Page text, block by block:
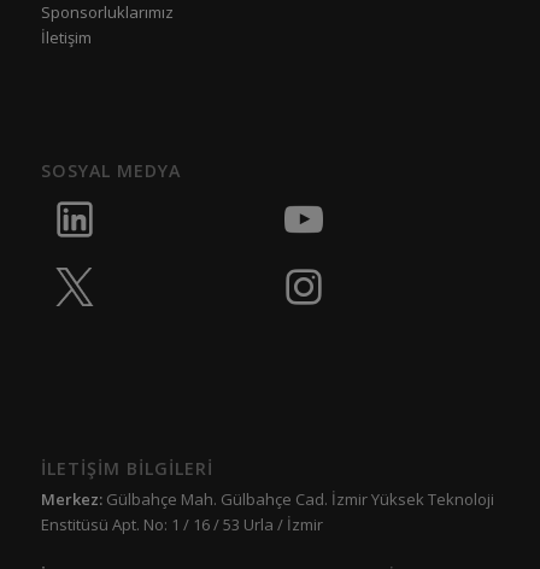
Sponsorluklarımız
İletişim
SOSYAL MEDYA
İLETİŞİM BİLGİLERİ
Merkez:Gülbahçe Mah. Gülbahçe Cad. İzmir Yüksek Teknoloji
Enstitüsü Apt. No: 1 / 16 / 53 Urla / İzmir